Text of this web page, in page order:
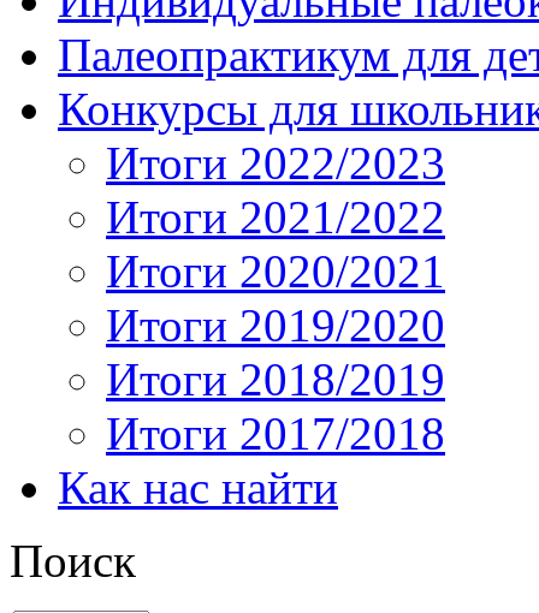
Палеопрактикум для
Конкурсы для
Итоги 2022/2023
Итоги 2021/2022
Итоги 2020/2021
Итоги 2019/2020
Итоги 2018/2019
Итоги 2017/2018
Как нас найти
Поиск